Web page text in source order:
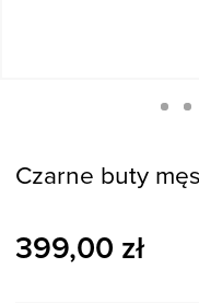
Czarne buty
399,00 zł